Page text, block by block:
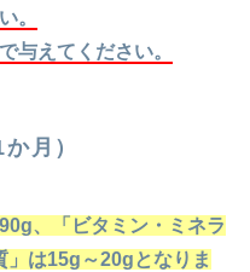
。
与えてください。
月）
90g、「ビタミン・ミネラ
」は15g ～20gとなりま